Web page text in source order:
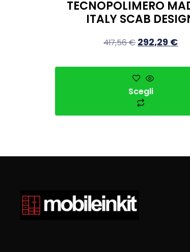
TECNOPOLIMERO
ITALY SCAB
417,56€ 292,29 €
Scegli